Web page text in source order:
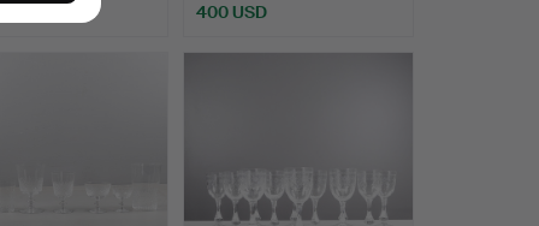
400 USD